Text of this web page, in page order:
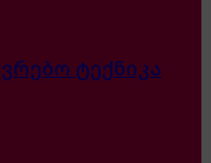
ტექნიკა